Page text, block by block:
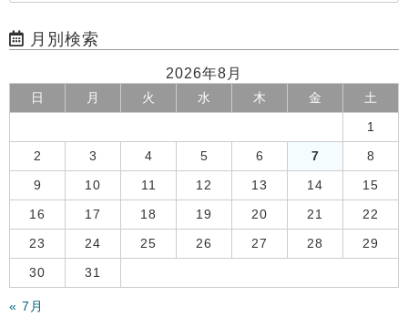
月別検索
2026年8月
日 月 火 水 木 金 土
1
2 3 4 5 6 7 8
9 10 11 12 13 14 15
16 17 18 19 20 21 22
23 24 25 26 27 28 29
30 31
« 7月